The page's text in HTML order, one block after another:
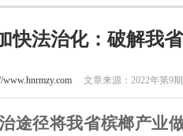
快法治化：破解我
www.hnrmzy.com 文章来源：2022年第
途径将我省槟榔产业